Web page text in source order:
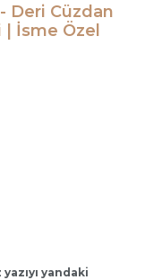
Deri Cüzdan
| İsme Özel
yandaki